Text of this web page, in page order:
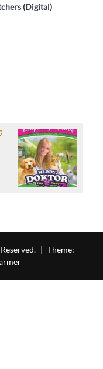
(Digital)
| Theme: